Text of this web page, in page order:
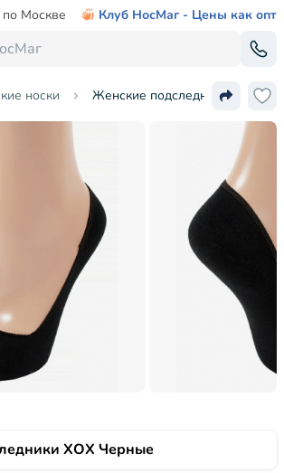
по Москве Клуб НосМаг - Цены как опт
носки Женские подследники ХОХ
ХОХ Черные